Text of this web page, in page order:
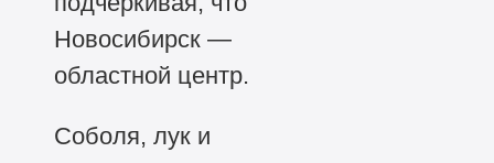
Новосибирск —
областной центр.
Соболя, лук и